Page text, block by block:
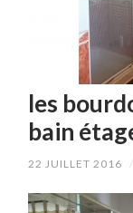
les
bain
22 JUILLET 2016 /